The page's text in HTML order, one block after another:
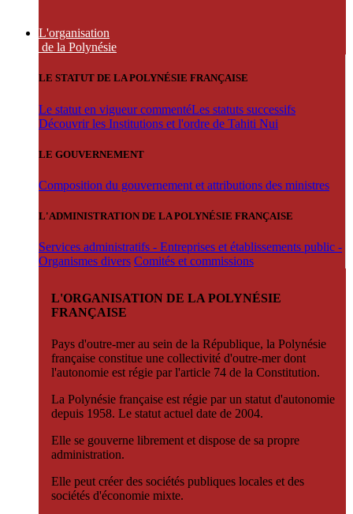
L'organisation
de la Polynésie
LE STATUT DE LA POLYNÉSIE FRANÇAISE
Le statut en vigueur commentéLes statuts successifs
Découvrir les Institutions et l'ordre de Tahiti Nui
LE GOUVERNEMENT
Composition du gouvernement et attributions des ministres
L'ADMINISTRATION DE LA POLYNÉSIE FRANÇAISE
Services administratifs - Entreprises et établissements public -
Organismes divers Comités et commissions
L'ORGANISATION DE LA POLYNÉSIE
FRANÇAISE
Pays d'outre-mer au sein de la République, la Polynésie
française constitue une collectivité d'outre-mer dont
l'autonomie est régie par l'article 74 de la Constitution.
La Polynésie française est régie par un statut d'autonomie
depuis 1958. Le statut actuel date de 2004.
Elle se gouverne librement et dispose de sa propre
administration.
Elle peut créer des sociétés publiques locales et des
sociétés d'économie mixte.